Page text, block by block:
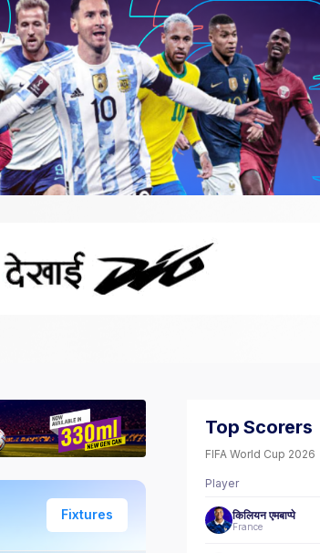
Fixtures
Top Scorers
FIFA World Cup 2026
Player
किलियन एमबाप्पे
France